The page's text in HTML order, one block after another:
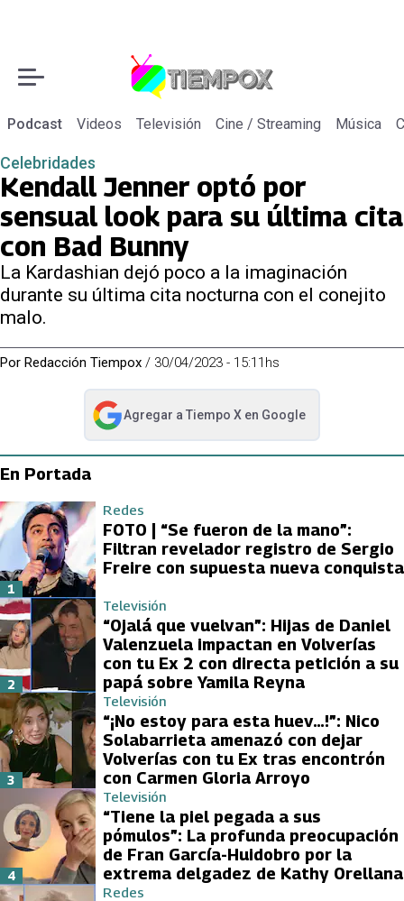
Podcast Videos Televisión Cine / Streaming Música
Celebridades
Kendall Jenner optó por
sensual look para su última cita
con Bad Bunny
La Kardashian dejó poco a la imaginación
durante su última cita nocturna con el conejito
malo.
Por Redacción Tiempox / 30/04/2023 - 15:11hs
Agregar a Tiempo Xen Google
abre en nueva pestaña
En Portada
Redes
FOTO | “Se fueron de la mano”:
Filtran revelador registro de Sergio
Freire con supuesta nueva conquista
1
Televisión
“Ojalá que vuelvan”: Hijas de Daniel
Valenzuela impactan en Volverías
con tu Ex 2 con directa petición a su
papá sobre Yamila Reyna
2
Televisión
“¡No estoy para esta huev…!”: Nico
Solabarrieta amenazó con dejar
Volverías con tu Ex tras encontrón
con Carmen Gloria Arroyo
3
Televisión
“Tiene la piel pegada a sus
pómulos”: La profunda preocupación
de Fran García-Huidobro por la
extrema delgadez de Kathy Orellana
4
Redes